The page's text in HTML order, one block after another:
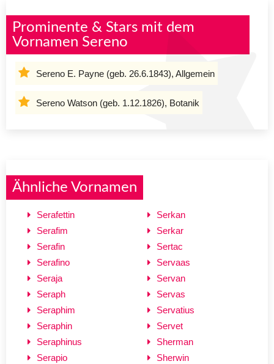
Prominente & Stars mit dem
Vornamen Sereno
Sereno E. Payne (geb. 26.6.1843), Allgemein
Sereno Watson (geb. 1.12.1826), Botanik
Ähnliche Vornamen
Serafettin
Serafim
Serafin
Serafino
Seraja
Seraph
Seraphim
Seraphin
Seraphinus
Serapio
Serkan
Serkar
Sertac
Servaas
Servan
Servas
Servatius
Servet
Sherman
Sherwin